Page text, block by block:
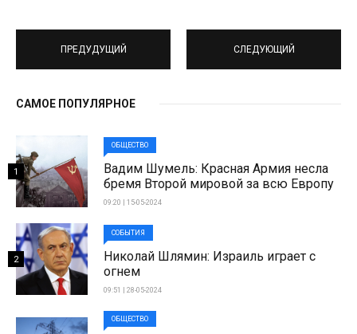
ПРЕДУДУЩИЙ СЛЕДУЮЩИЙ
САМОЕ ПОПУЛЯРНОЕ
ОБЩЕСТВО
Вадим Шумель: Красная Армия несла
бремя Второй мировой за всю Европу
09:20 | 15-05-2024
1
СОБЫТИЯ
Николай Шлямин: Израиль играет с
огнем
09:51 | 28-05-2024
2
ОБЩЕСТВО